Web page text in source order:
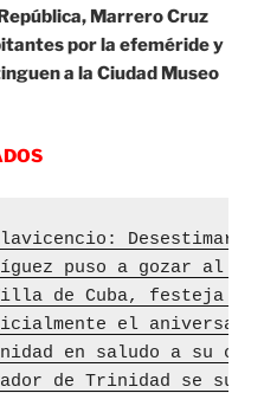
Marrero Cruz
por la efeméride y
a la Ciudad Museo
puso a gozar al
de Cuba, festeja su
el
en saludo a su
de Trinidad se